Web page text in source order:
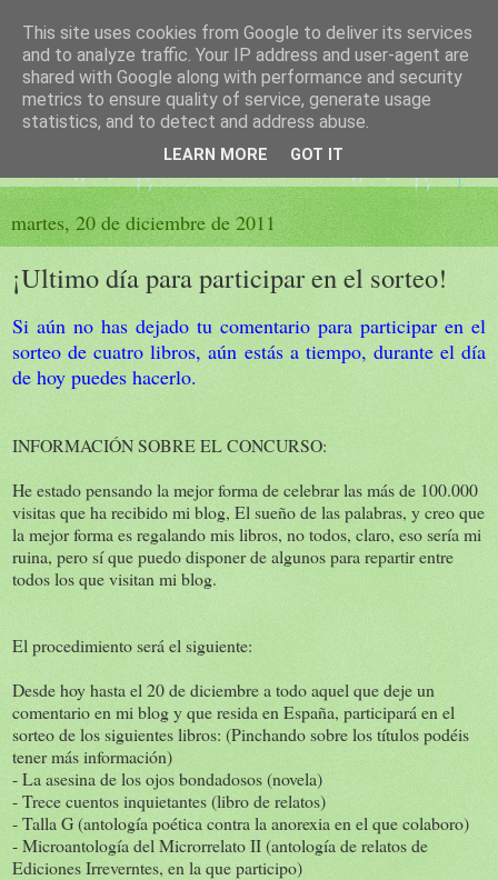
El sueño de las palabras
PÁGINA LITERARIA DE FELISA MORENO
martes, 20 de diciembre de 2011
¡Ultimo día para participar en el sorteo!
Si aún no has dejado tu comentario para participar en el
sorteo de cuatro libros, aún estás a tiempo, durante el día
de hoy puedes hacerlo.
INFORMACIÓN SOBRE EL CONCURSO:
He estado pensando la mejor forma de celebrar las más de 100.000
visitas que ha recibido mi blog, El sueño de las palabras, y creo que
la mejor forma es regalando mis libros, no todos, claro, eso sería mi
ruina, pero sí que puedo disponer de algunos para repartir entre
todos los que visitan mi blog.
El procedimiento será el siguiente:
Desde hoy hasta el 20 de diciembre a todo aquel que deje un
comentario en mi blog y que resida en España, participará en el
sorteo de los siguientes libros: (Pinchando sobre los títulos podéis
tener más información)
- La asesina de los ojos bondadosos (novela)
- Trece cuentos inquietantes (libro de relatos)
- Talla G (antología poética contra la anorexia en el que colaboro)
- Microantología del Microrrelato II (antología de relatos de
Ediciones Irreverntes, en la que participo)
This site uses cookies from Google to deliver its services
and to analyze traffic. Your IP address and user-agent are
shared with Google along with performance and security
metrics to ensure quality of service, generate usage
statistics, and to detect and address abuse.
LEARN MORE GOT IT